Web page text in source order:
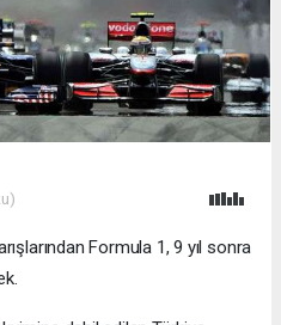
Formula 1, 9 yıl sonra